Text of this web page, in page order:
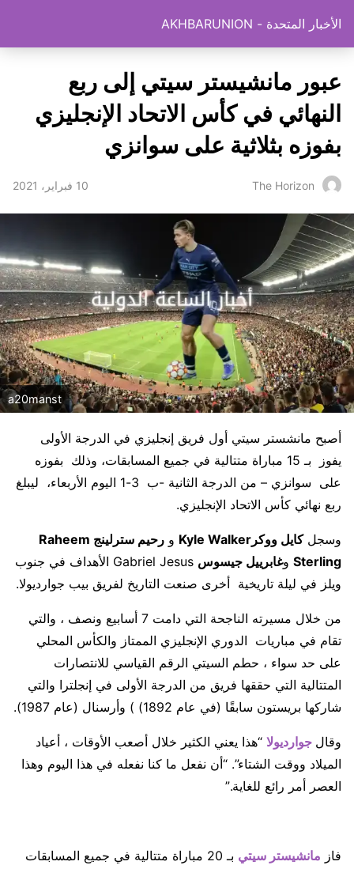
الأخبار المتحدة - AKHBARUNION
عبور مانشيستر سيتي إلى ربع
النهائي في كأس الاتحاد الإنجليزي
بفوزه بثلاثية على سوانزي
The Horizon 10 فبراير، 2021
a20manst
أصبح مانشستر سيتي أول فريق إنجليزي في الدرجة الأولى
يفوز بـ 15 مباراة متتالية في جميع المسابقات، وذلك بفوزه
على سوانزي – من الدرجة الثانية -ب 3-1 اليوم الأربعاء، ليبلغ
ربع نهائي كأس الاتحاد الإنجليزي.
وسجلكايل ووكرKyle Walker و
رحيم سترلينج Raheem
Sterling وغابرييل جيسوس
Gabriel Jesus الأهداف في جنوب
ويلز في ليلة تاريخية أخرى صنعت التاريخ لفريق بيب جوارديولا.
من خلال مسيرته الناجحة التي دامت 7 أسابيع ونصف ، والتي
تقام في مباريات الدوري الإنجليزي الممتاز والكأس المحلي
على حد سواء ، حطم السيتي الرقم القياسي للانتصارات
المتتالية التي حققها فريق من الدرجة الأولى في إنجلترا والتي
شاركها بريستون سابقًا (في عام 1892) ) وأرسنال (عام 1987).
وقال جوارديولا “هذا يعني الكثير خلال أصعب الأوقات ، أعياد
الميلاد ووقت الشتاء”. “أن نفعل ما كنا نفعله في هذا اليوم وهذا
العصر أمر رائع للغاية.”
فاز مانشيستر سيتي
بـ 20 مباراة متتالية في جميع المسابقات